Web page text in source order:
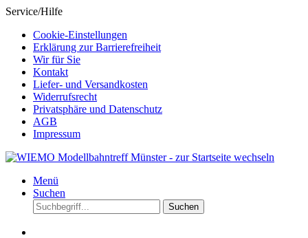
Service/Hilfe
Cookie-Einstellungen
Erklärung zur Barrierefreiheit
Wir für Sie
Kontakt
Liefer- und Versandkosten
Widerrufsrecht
Privatsphäre und Datenschutz
AGB
Impressum
Menü
Suchen
Suchen